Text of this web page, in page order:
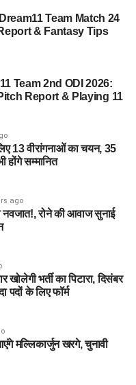
Team Match 24
& Fantasy Tips
Team 2nd ODI 2026:
Report & Playing 11
13 वीरांगनाओं का चयन, 35
होंगे सम्मानित
ago
रोने की आवाज सुनाई
खोलेगी भर्ती का पिटारा, दिसंबर
पदों के लिए फॉर्म
मल्लिकार्जुन खरगे, चुनावी